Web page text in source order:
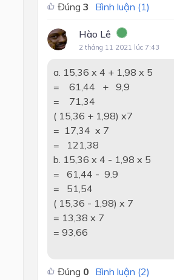
Đúng 3 Bình luận (1)
Hào Lê
2 tháng 11 2021 lúc 7:43
a. 15,36 x 4 + 1,98 x 5
= 61,44 + 9,9
= 71,34
( 15,36 + 1,98) x7
= 17,34 x 7
= 121,38
b. 15,36 x 4 - 1,98 x 5
= 61,44 - 9.9
= 51,54
( 15,36 - 1,98) x 7
= 13,38 x 7
= 93,66
Đúng 0 Bình luận (2)